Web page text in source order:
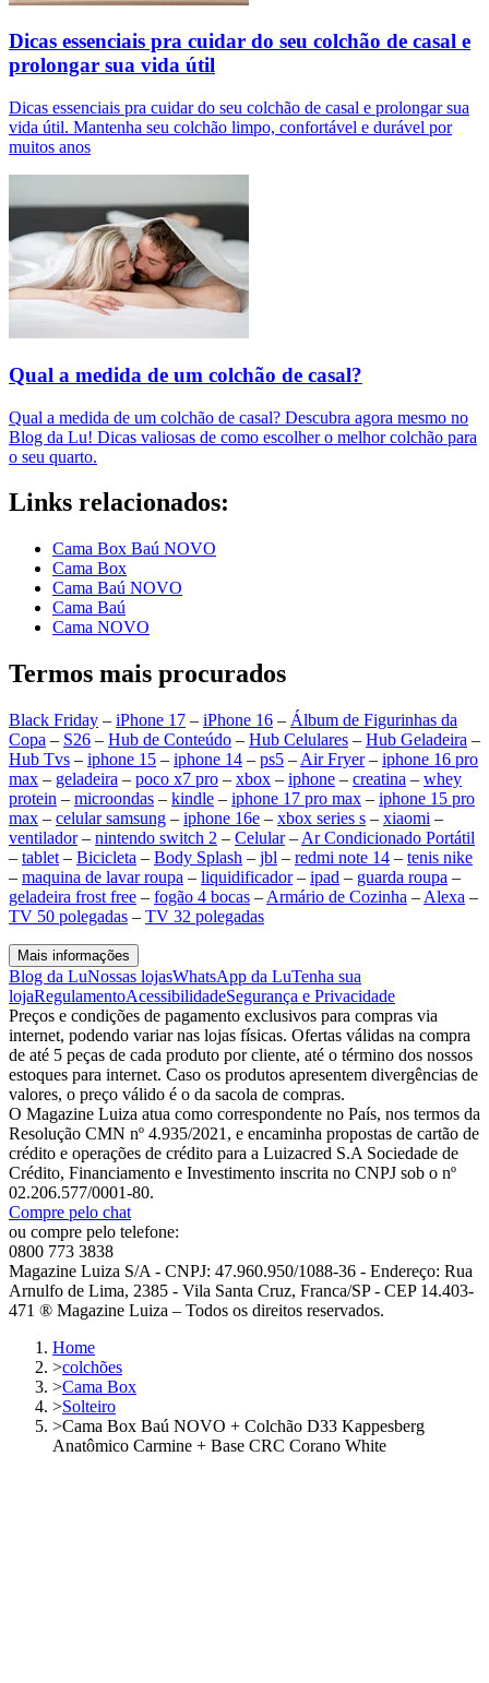
Dicas essenciais pra cuidar do seu colchão de casal e
prolongar sua vida útil
Dicas essenciais pra cuidar do seu colchão de casal e prolongar sua
vida útil. Mantenha seu colchão limpo, confortável e durável por
muitos anos
Qual a medida de um colchão de casal?
Qual a medida de um colchão de casal? Descubra agora mesmo no
Blog da Lu! Dicas valiosas de como escolher o melhor colchão para
o seu quarto.
Links relacionados:
Cama Box Baú NOVO
Cama Box
Cama Baú NOVO
Cama Baú
Cama NOVO
Termos mais procurados
Black Friday – iPhone 17 – iPhone 16 – Álbum de Figurinhas da
Copa – S26 – Hub de Conteúdo – Hub Celulares – Hub Geladeira –
Hub Tvs – iphone 15 – iphone 14 – ps5 – Air Fryer– iphone 16 pro
max – geladeira – poco x7 pro – xbox – iphone – creatina – whey
protein – microondas – kindle – iphone 17 pro max – iphone 15 pro
max – celular samsung – iphone 16e – xbox series s – xiaomi –
ventilador– nintendo switch 2 – Celular– Ar Condicionado Portátil
– tablet – Bicicleta – Body Splash – jbl – redmi note 14 – tenis nike
– maquina de lavar roupa – liquidificador– ipad – guarda roupa –
geladeira frost free – fogão 4 bocas – Armário de Cozinha – Alexa –
TV 50 polegadas – TV 32 polegadas
Mais informações
Blog da LuNossas lojasWhatsApp da LuTenha sua
lojaRegulamentoAcessibilidadeSegurança e Privacidade
Preços e condições de pagamento exclusivos para compras via
internet, podendo variar nas lojas físicas. Ofertas válidas na compra
de até 5 peças de cada produto por cliente, até o término dos nossos
estoques para internet. Caso os produtos apresentem divergências de
valores, o preço válido é o da sacola de compras.
O Magazine Luiza atua como correspondente no País, nos termos da
Resolução CMN nº 4.935/2021, e encaminha propostas de cartão de
crédito e operações de crédito para a Luizacred S.A Sociedade de
Crédito, Financiamento e Investimento inscrita no CNPJ sob o nº
02.206.577/0001-80.
Compre pelo chat
ou compre pelo telefone:
0800 773 3838
Magazine Luiza S/A - CNPJ: 47.960.950/1088-36 - Endereço: Rua
Arnulfo de Lima, 2385 - Vila Santa Cruz, Franca/SP - CEP 14.403-
471 ® Magazine Luiza – Todos os direitos reservados.
Home
>colchões
>Cama Box
>Solteiro
>Cama Box Baú NOVO + Colchão D33 Kappesberg
Anatômico Carmine + Base CRC Corano White